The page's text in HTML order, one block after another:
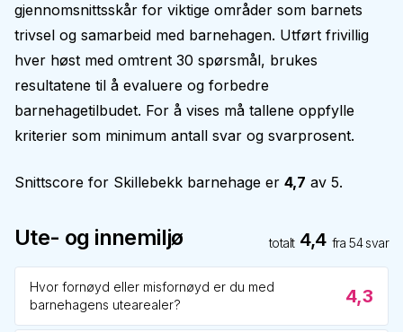
gjennomsnittsskår for viktige områder som barnets
trivsel og samarbeid med barnehagen. Utført frivillig
hver høst med omtrent 30 spørsmål, brukes
resultatene til å evaluere og forbedre
barnehagetilbudet. For å vises må tallene oppfylle
kriterier som minimum antall svar og svarprosent.
Snittscore for Skillebekk barnehage er 4,7 av 5.
Ute- og innemiljø totalt 4,4 fra54svar
Hvor fornøyd eller misfornøyd er du med
barnehagens utearealer?
4,3